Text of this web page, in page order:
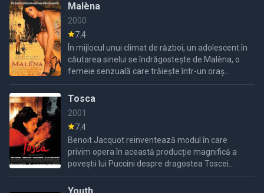
Malèna
2000
7.4
În mijlocul unui climat de război, un adolescent în
căutarea sinelui se îndrăgostește de Malèna, o
femeie senzuală care trăiește într-un oraș
italian îngust la minte.
Tosca
2001
7.4
Benoit Jacquot reinventează modul în care
privim opera în această producție magnifică a
poveștii lui Puccini despre dragostea Toscei
pentru pictorul Cavaradossi și intervenția lui
Scarpia.